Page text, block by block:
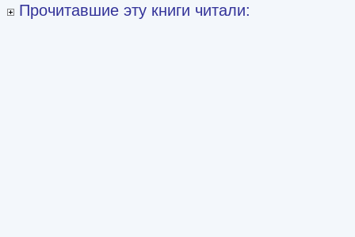
Прочитавшие эту книги читали: